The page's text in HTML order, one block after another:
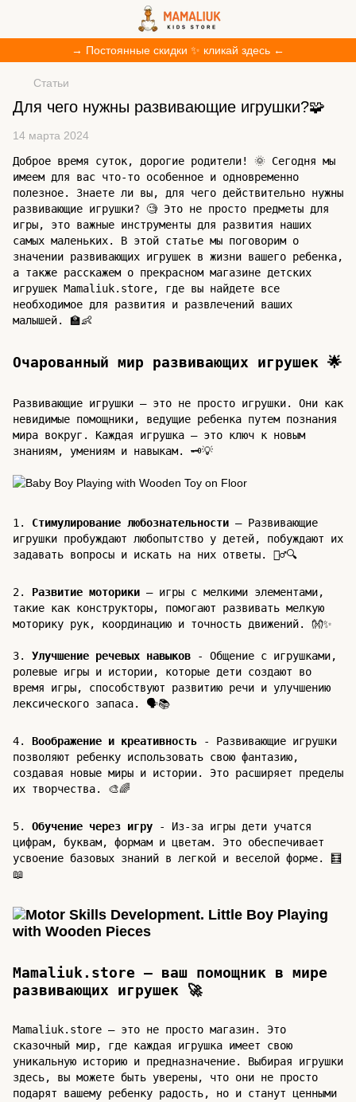
→ Постоянные скидки ✨ кликай здесь ←
Статьи
Для чего нужны развивающие игрушки?🧩
14 марта 2024
Доброе время суток, дорогие родители! 🌞 Сегодня мы
имеем для вас что-то особенное и одновременно
полезное. Знаете ли вы, для чего действительно нужны
развивающие игрушки? 🧐 Это не просто предметы для
игры, это важные инструменты для развития наших
самых маленьких. В этой статье мы поговорим о
значении развивающих игрушек в жизни вашего ребенка,
а также расскажем о прекрасном магазине детских
игрушек Mamaliuk.store, где вы найдете все
необходимое для развития и развлечений ваших
малышей. 🏫👶
Очарованный мир развивающих игрушек 🌟
Развивающие игрушки – это не просто игрушки. Они как
невидимые помощники, ведущие ребенка путем познания
мира вокруг. Каждая игрушка – это ключ к новым
знаниям, умениям и навыкам. 🗝💡
1. Стимулирование любознательности – Развивающие
игрушки пробуждают любопытство у детей, побуждают их
задавать вопросы и искать на них ответы. 🕵️‍♂️🔍
2. Развитие моторики – игры с мелкими элементами,
такие как конструкторы, помогают развивать мелкую
моторику рук, координацию и точность движений. 👐✨
3. Улучшение речевых навыков
- Общение с игрушками,
ролевые игры и истории, которые дети создают во
время игры, способствуют развитию речи и улучшению
лексического запаса. 🗣📚
4. Воображение и креативность - Развивающие игрушки
позволяют ребенку использовать свою фантазию,
создавая новые миры и истории. Это расширяет пределы
их творчества. 🎨🌈
5. Обучение через игру
- Из-за игры дети учатся
цифрам, буквам, формам и цветам. Это обеспечивает
усвоение базовых знаний в легкой и веселой форме. 🧮
📖
Mamaliuk.store – ваш помощник в мире
развивающих игрушек 🚀
Mamaliuk.store – это не просто магазин. Это
сказочный мир, где каждая игрушка имеет свою
уникальную историю и предназначение. Выбирая игрушки
здесь, вы можете быть уверены, что они не просто
подарят вашему ребенку радость, но и станут ценными